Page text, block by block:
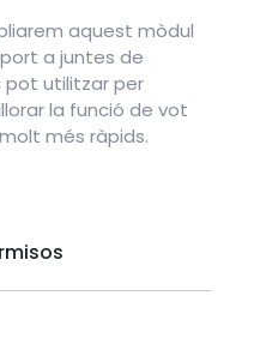
aquest mòdul
a juntes de
pot utilitzar per
la funció de vot
més ràpids.